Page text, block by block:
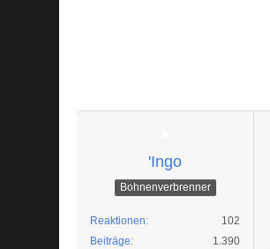
'Ingo
Bohnenverbrenner
Reaktionen
102
Beiträge
1.390